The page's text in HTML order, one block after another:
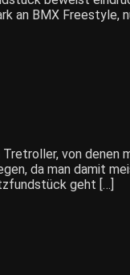
an BMX Freestyle,
von
da man damit
geht […]